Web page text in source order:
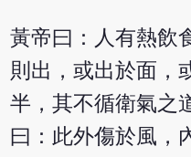
黃帝曰：人有熱飲
則出，或出於面，
半，其不循衛氣之
曰：此外傷於風，